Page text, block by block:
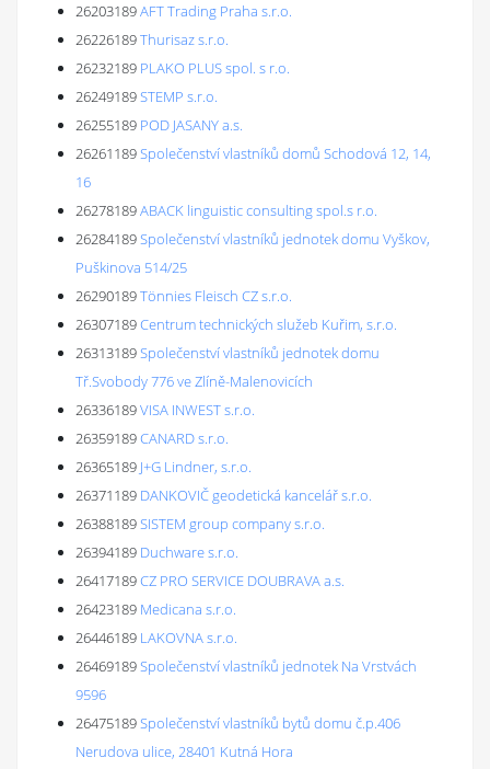
26203189AFT Trading Praha s.r.o.
26226189Thurisaz s.r.o.
26232189 PLAKO PLUS spol. s r.o.
26249189STEMP s.r.o.
26255189 POD JASANY a.s.
26261189Společenství vlastníků domů Schodová 12, 14,
16
26278189ABACK linguistic consulting spol.s r.o.
26284189Společenství vlastníků jednotek domu Vyškov,
Puškinova 514/25
26290189Tönnies Fleisch CZ s.r.o.
26307189Centrum technických služeb Kuřim, s.r.o.
26313189Společenství vlastníků jednotek domu
Tř.Svobody 776 ve Zlíně-Malenovicích
26336189VISA INWEST s.r.o.
26359189CANARD s.r.o.
26365189 J+G Lindner, s.r.o.
26371189 DANKOVIČ geodetická kancelář s.r.o.
26388189SISTEM group company s.r.o.
26394189 Duchware s.r.o.
26417189CZ PRO SERVICE DOUBRAVA a.s.
26423189 Medicana s.r.o.
26446189 LAKOVNA s.r.o.
26469189Společenství vlastníků jednotek Na Vrstvách
9596
26475189Společenství vlastníků bytů domu č.p.406
Nerudova ulice, 28401 Kutná Hora